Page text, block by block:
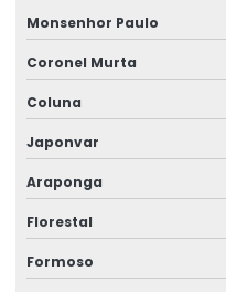
Monsenhor Paulo
Coronel Murta
Coluna
Japonvar
Araponga
Florestal
Formoso